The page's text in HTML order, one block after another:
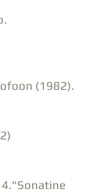
(1982).
4."Sonatine